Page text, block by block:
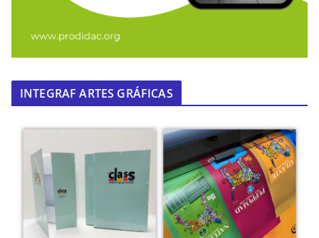
INTEGRAF ARTES GRÁFICAS